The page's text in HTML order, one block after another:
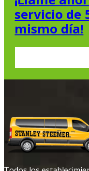
servicio de
mismo día!